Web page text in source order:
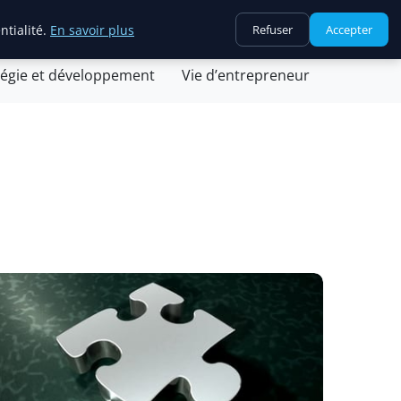
et technologie Juridique et fiscalité
et développement Vie d’entrepreneur
En savoir plus Refuser Accepter